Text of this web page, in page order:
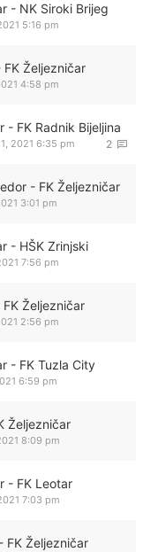
- NK Siroki Brijeg
5:16 pm
FK Željezničar
4:58 pm
- FK Radnik Bijeljina
2
2021 6:35 pm
- FK Željezničar
3:01 pm
- HŠK Zrinjski
7:56 pm
Željezničar
2:56 pm
- FK Tuzla City
6:59 pm
Željezničar
8:09 pm
- FK Leotar
7:03 pm
FK Željezničar